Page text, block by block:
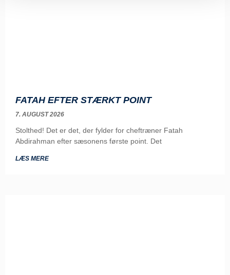
FATAH EFTER STÆRKT POINT
7. AUGUST 2026
Stolthed! Det er det, der fylder for cheftræner Fatah
Abdirahman efter sæsonens første point. Det
LÆS MERE